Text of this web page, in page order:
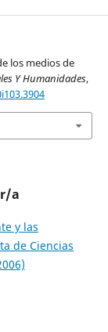
los medios de
Y Humanidades,
a
y las
de Ciencias